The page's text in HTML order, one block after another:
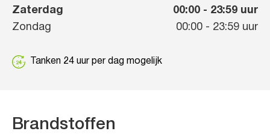
Zaterdag
00:00 - 23:59 uur
Zondag
00:00 - 23:59 uur
Tanken 24 uur per dag mogelijk
Brandstoffen